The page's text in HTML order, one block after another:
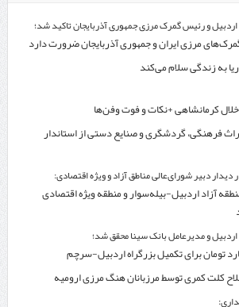
اردبیل و رئیس گمرک مرزی جمهوری آذربایجان تاکید شد؛
مرزی ایران و جمهوری آذربایجان ضرورت دارد
به زندگی سلام می‌کند
کرمانشاهی +نکات و فوت وفن‌ها
فرهنگی، گردشگری و صنایع دستی از استاندار
دیدار دبیر شورای‌عالی مناطق آزاد و ویژه اقتصادی:
آزاد اردبیل-بیله‌سوار و منطقه ویژه اقتصادی
اردبیل و مدیرعامل بانک سینا محقق شد؛